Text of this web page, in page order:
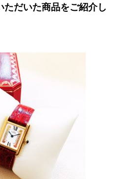
ただいた商品をご紹介し